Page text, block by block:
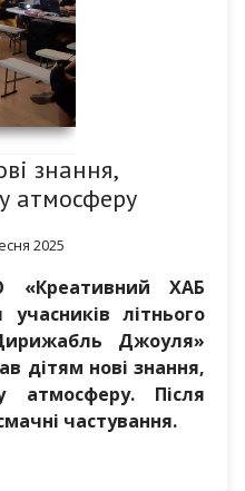
знання,
атмосферу
2025
«Креативний ХАБ
літнього
Джоуля»
дітям нові знання,
атмосферу. Після
частування.